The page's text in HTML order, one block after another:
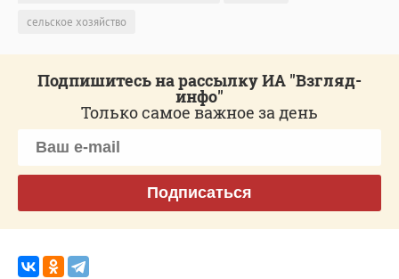
сельское хозяйство
Подпишитесь на рассылку ИА "Взгляд-
инфо"
Только самое важное за день
Подписаться